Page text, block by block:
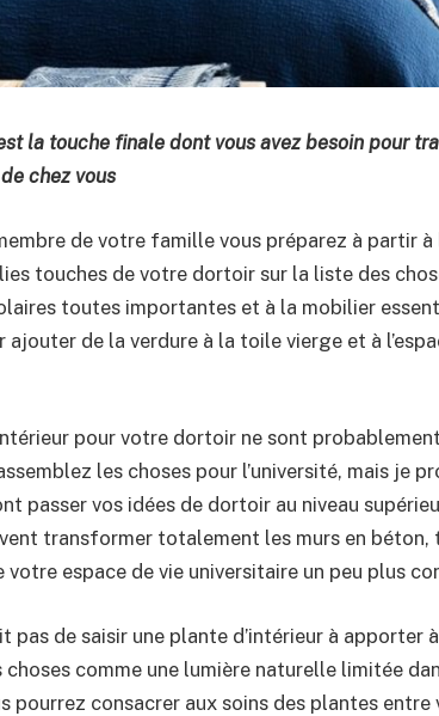
la touche finale dont vous avez besoin pour
chez vous
de votre famille vous préparez à partir à
touches de votre dortoir sur la liste des
toutes importantes et à la mobilier
ajouter de la verdure à la toile vierge et à
pour votre dortoir ne sont
les choses pour l’université, mais je
passer vos idées de dortoir au niveau
transformer totalement les murs en béton,
votre espace de vie universitaire un peu plus
pas de saisir une plante d’intérieur à apporter
comme une lumière naturelle limitée
pourrez consacrer aux soins des plantes